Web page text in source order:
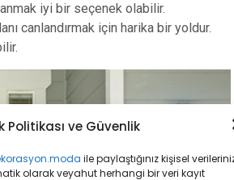
Politikası ve Güvenlik
ile paylaştığınız kişisel
olarak veyahut herhangi bir veri kayıt
iyi bir seçenek olabilir.
canlandırmak için harika bir yoldur.